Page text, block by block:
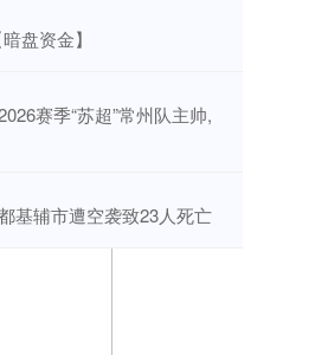
盘资金】
赛季“苏超”常州队主帅,
基辅市遭空袭致23人死亡